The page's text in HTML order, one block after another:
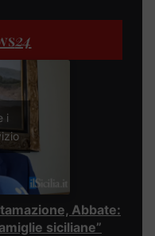
24
i
Abbate:
siciliane”